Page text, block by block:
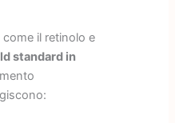
il retinolo e
standard in